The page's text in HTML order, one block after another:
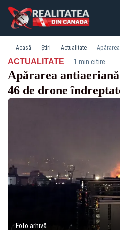
Acasă Știri Actualitate
ACTUALITATE· 1 min citire
Apărarea
46 de drone
Foto arhivă